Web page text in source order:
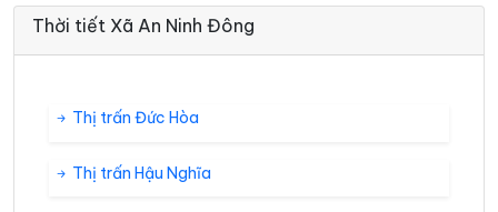
Thời tiết Xã An Ninh Đông
Thị trấn Đức Hòa
Thị trấn Hậu Nghĩa